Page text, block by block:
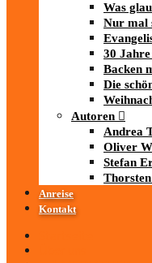
Was
Nur mal
30
Backen
Die
Autoren
Andrea
Oliver
Stefan
Anreise
Kontakt